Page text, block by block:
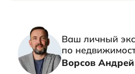
Ваш личный
по
Ворсов